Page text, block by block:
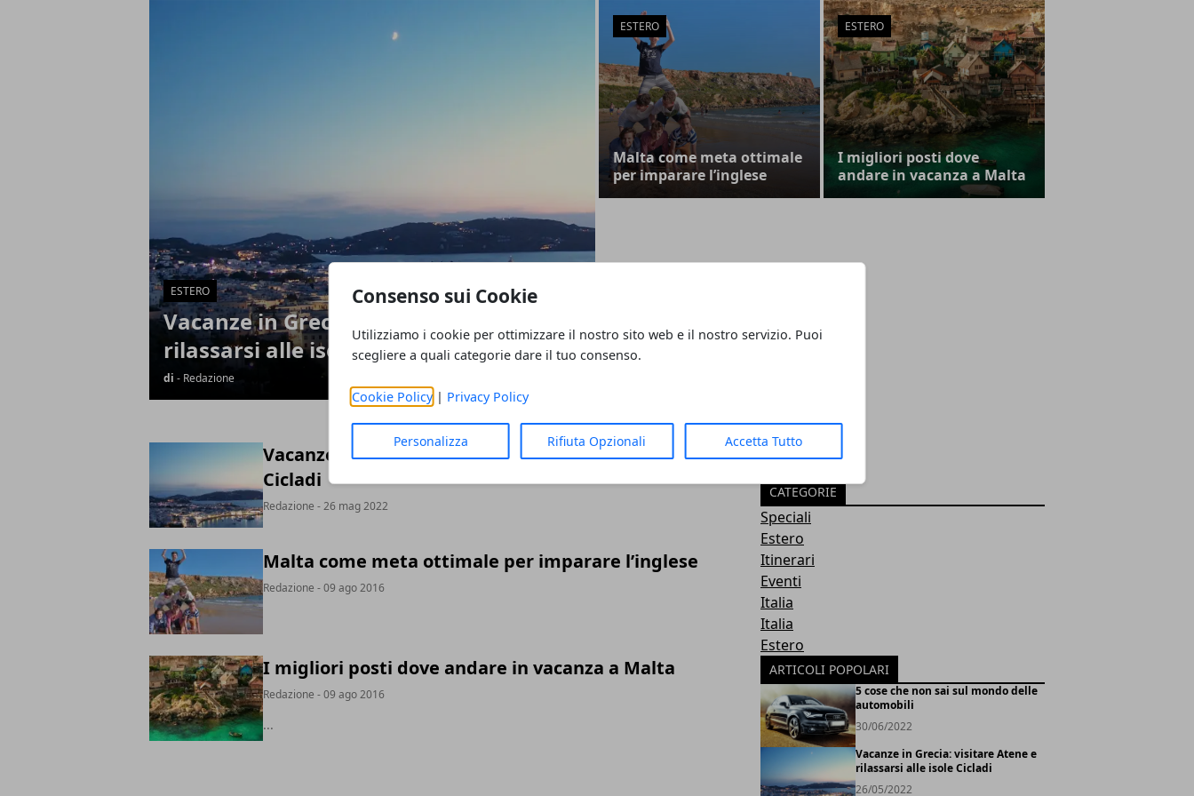
Consenso sui Cookie
Utilizziamo i cookie per ottimizzare il nostro sito web e il nostro servizio. Puoi
scegliere a quali categorie dare il tuo consenso.
Cookie Policy| Privacy Policy
Personalizza Rifiuta Opzionali Accetta Tutto
ESTERO
Vacanze in Grecia: visitare Atene e
rilassarsi alle isole Cicladi
di - Redazione
ESTERO
Malta come meta ottimale
per imparare l’inglese
ESTERO
I migliori posti dove
andare in vacanza a Malta
Vacanze in Grecia: visitare Atene e rilassarsi alle isole
Cicladi
Redazione - 26 mag 2022
Malta come meta ottimale per imparare l’inglese
Redazione - 09 ago 2016
I migliori posti dove andare in vacanza a Malta
Redazione - 09 ago 2016
...
CATEGORIE
Speciali
Estero
Itinerari
Eventi
Italia
Italia
Estero
ARTICOLI POPOLARI
5 cose che non sai sul mondo delle
automobili
30/06/2022
Vacanze in Grecia: visitare Atene e
rilassarsi alle isole Cicladi
26/05/2022